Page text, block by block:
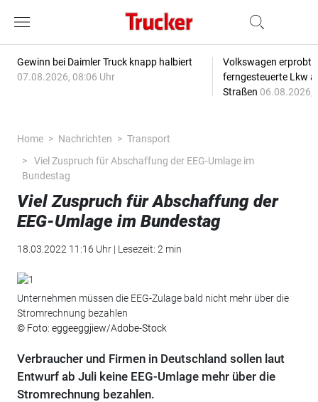
Gewinn bei Daimler Truck knapp halbiert
07.08.2026, 08:06 Uhr
Volkswagen erprobt
ferngesteuerte Lkw
Straßen 06.08.2026,
Home Nachrichten
Transport
Viel Zuspruch für Abschaffung der EEG-Umlage im
Bundestag
Viel Zuspruch für Abschaffung der
EEG-Umlage im Bundestag
18.03.2022 11:16 Uhr | Lesezeit: 2 min
Unternehmen müssen die EEG-Zulage bald nicht mehr über die
Stromrechnung bezahlen
© Foto: eggeeggjiew/Adobe-Stock
Verbraucher und Firmen in Deutschland sollen laut
Entwurf ab Juli keine EEG-Umlage mehr über die
Stromrechnung bezahlen.